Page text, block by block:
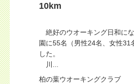
10km
絶好のウオーキング日和に
園に55名（男性24名、女性31
した。
川...
柏の葉ウオーキングクラブ